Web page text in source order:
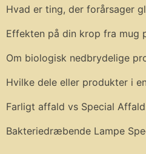
Hvad er ting, der forårsager
Effekten på din krop fra mug
Om biologisk nedbrydelige
Hvilke dele eller produkter i
Farligt affald vs Special Affald
Bakteriedræbende Lampe